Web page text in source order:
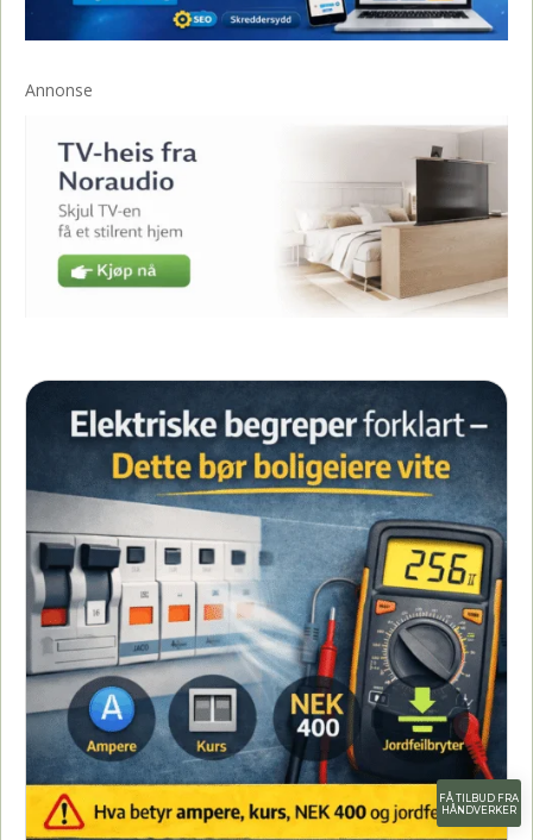
Annonse
FÅ TILBUD FRA
HÅNDVERKER